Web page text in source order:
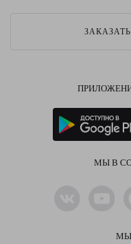
МЫ В
МЫ